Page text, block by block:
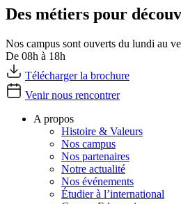
Des métiers pour
Nos campus sont ouverts du lundi au
De 08h à 18h
Télécharger la brochure
Venir nous rencontrer
A propos
Histoire & Valeurs
Nos campus
Nos partenaires
Notre actualité
Nos événements
Étudier à l’international